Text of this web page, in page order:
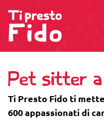
Pet sitter a
Ti Presto Fido ti
600 appassionati di